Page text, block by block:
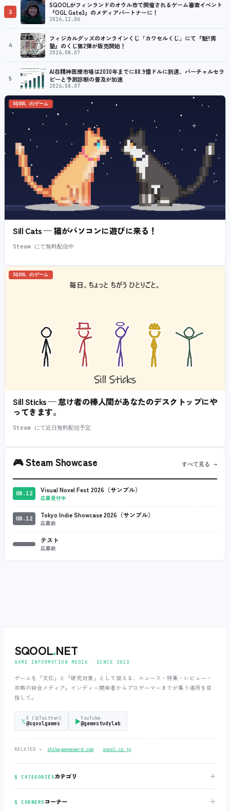
3
SQOOLがフィンランドのオウル市で開催されるゲーム審査イベント
『OGL Gate3』のメディアパートナーに！
2016.12.06
4
フィジカルグッズのオンラインくじ「カワセルくじ」にて『魁!!男
塾』のくじ第2弾が販売開始！
2026.08.07
5
AI在精神医療市場は2030年までに88.9億ドルに到達、バーチャルセラ
ピーと予測診断の普及が加速
2026.08.07
SQOOL のゲーム
Sill Cats — 猫がパソコンに遊びに来る！
Steam にて無料配信中
SQOOL のゲーム
Sill Sticks — 怠け者の棒人間があなたのデスクトップにや
ってきます。
Steam にて近日無料配信予定
🎮Steam Showcase すべて見る →
08.12 Visual Novel Fest 2026（サンプル）
応募受付中
08.12 Tokyo Indie Showcase 2026（サンプル）
応募前
テスト
応募前
SQOOL.NET
GAME INFORMATION MEDIA ‧ SINCE 2013
ゲームを「文化」と「研究対象」として捉える、ニュース・特集・レビュー・
攻略の総合メディア。インディー開発者からプロゲーマーまでが集う場所を目
指して。
𝕏X (旧Twitter)
@sqoolgames ▶YouTube
@gamestudylab
RELATED → shibagameaward.com ‧ sqool.co.jp
§ CATEGORIESカテゴリ ＋
§ CORNERS コーナー ＋